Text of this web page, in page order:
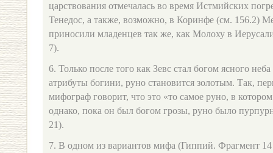
царствования отмечалась во время Истмийских
Тенедос, а также, возможно, в Коринфе (см. 156.2)
приносили младенцев так же, как Молоху в
7).
6. Только после того как Зевс стал богом ясного
атрибуты богини, руно становится золотым. Так,
мифограф говорит, что это «то самое руно, в
однако, пока он был богом грозы, руно было
21).
7. В одном из вариантов мифа (Гиппий. Фрагмент